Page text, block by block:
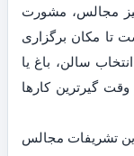
مجالس، مشورت
تا مکان برگزاری
سالن، باغ یا
گیرترین کارها
تشریفات مجالس